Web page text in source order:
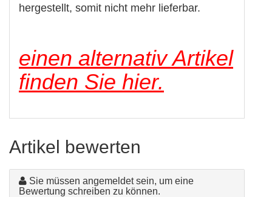
hergestellt, somit nicht mehr lieferbar.
einen alternativ Artikel
finden Sie hier.
Artikel bewerten
Sie müssen angemeldet sein, um eine
Bewertung schreiben zu können.